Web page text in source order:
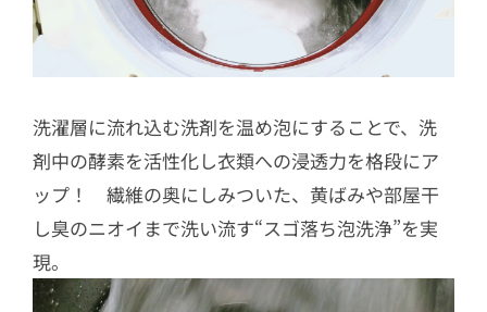
洗濯層に流れ込む洗剤を温め泡にすることで、洗
剤中の酵素を活性化し衣類への浸透力を格段にア
ップ！ 繊維の奥にしみついた、黄ばみや部屋干
し臭のニオイまで洗い流す“スゴ落ち泡洗浄”を実
現。